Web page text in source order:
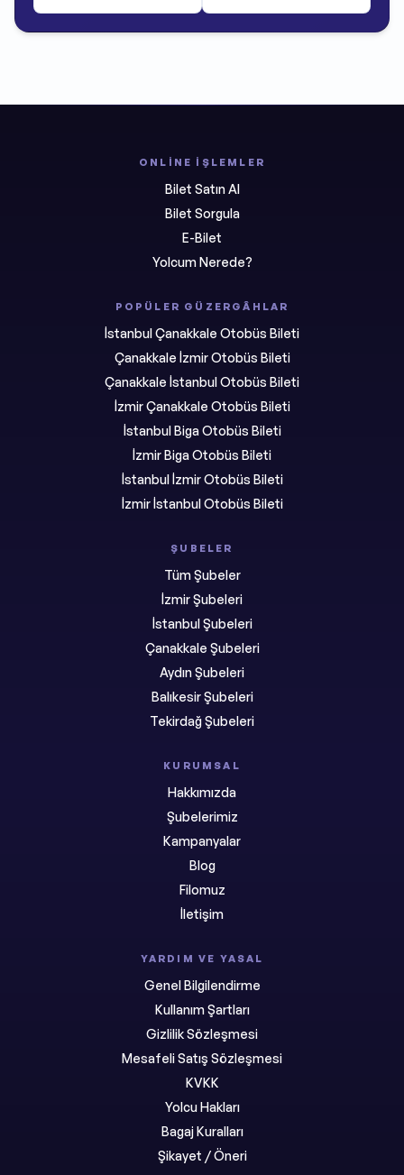
ONLINE İŞLEMLER
Bilet Satın Al
Bilet Sorgula
E-Bilet
Yolcum Nerede?
POPÜLER GÜZERGÂHLAR
İstanbul Çanakkale Otobüs Bileti
Çanakkale İzmir Otobüs Bileti
Çanakkale İstanbul Otobüs Bileti
İzmir Çanakkale Otobüs Bileti
İstanbul Biga Otobüs Bileti
İzmir Biga Otobüs Bileti
İstanbul İzmir Otobüs Bileti
İzmir İstanbul Otobüs Bileti
ŞUBELER
Tüm Şubeler
İzmir Şubeleri
İstanbul Şubeleri
Çanakkale Şubeleri
Aydın Şubeleri
Balıkesir Şubeleri
Tekirdağ Şubeleri
KURUMSAL
Hakkımızda
Şubelerimiz
Kampanyalar
Blog
Filomuz
İletişim
YARDIM VE YASAL
Genel Bilgilendirme
Kullanım Şartları
Gizlilik Sözleşmesi
Mesafeli Satış Sözleşmesi
KVKK
Yolcu Hakları
Bagaj Kuralları
Şikayet / Öneri